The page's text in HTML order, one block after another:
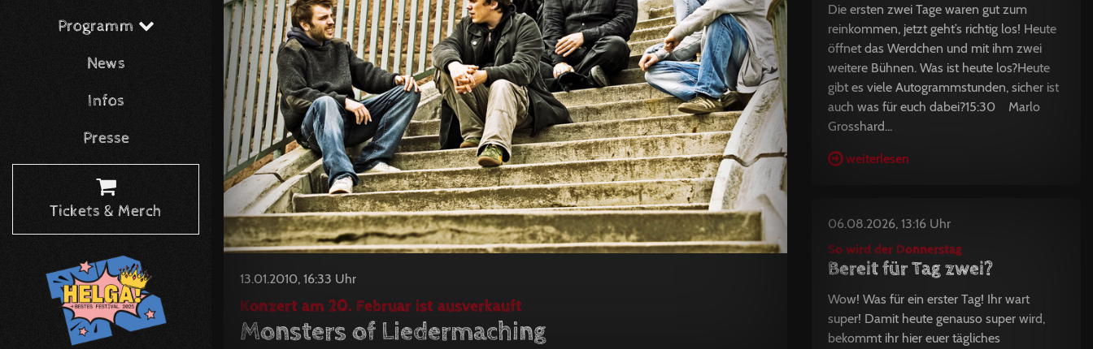
Programm
News
Infos
Presse
Tickets & Merch
13.01.2010, 16:33 Uhr
Konzert am 20. Februar ist ausverkauft
Monsters of Liedermaching
Die ersten zwei Tage waren gut zum
reinkommen, jetzt geht’s richtig los! Heute
öffnet das Werdchen und mit ihm zwei
weitere Bühnen. Was ist heute los?Heute
gibt es viele Autogrammstunden, sicher ist
auch was für euch dabei?15:30 Marlo
Grosshard...
weiterlesen
06.08.2026, 13:16 Uhr
So wird der Donnerstag
Bereit für Tag zwei?
Wow! Was für ein erster Tag! Ihr wart
super! Damit heute genauso super wird,
bekommt ihr hier euer tägliches